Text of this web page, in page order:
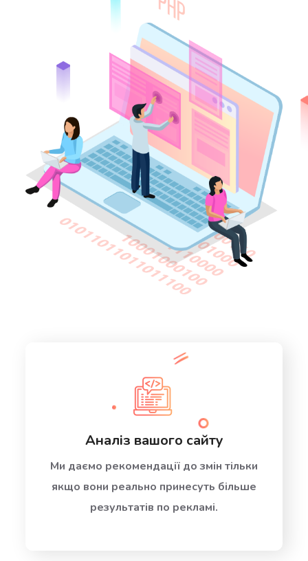
Аналіз вашого сайту
Ми даємо рекомендації до змін тільки
якщо вони реально принесуть більше
результатів по рекламі.